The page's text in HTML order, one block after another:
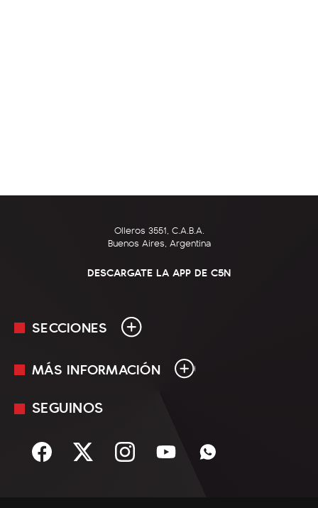
Olleros 3551, C.A.B.A.
Buenos Aires, Argentina
DESCARGATE LA APP DE C5N
SECCIONES
En Vivo
Sociedad
MÁS INFORMACIÓN
Mediakit
Términos y condiciones
SEGUINOS